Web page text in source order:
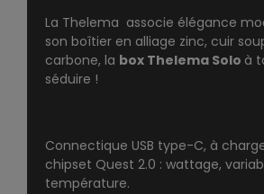
La Thelema associe élégance
son boîtier en alliage zinc, cuir
carbone, la box Thelema Solo à
séduire !
Connectique USB type-C, à
chipset Quest 2.0 : wattage,
température.